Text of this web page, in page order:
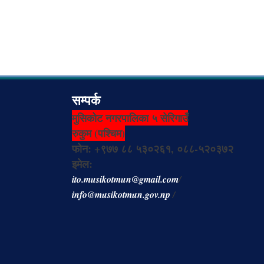
सम्पर्क
मुसिकोट नगरपालिका ५ सेरिगाउँ
रुकुम (पश्चिम)
फोन: +९७७ ८८ ५३०२६१, ०८८-५२०३७२
इमेल:
ito.musikotmun@gmail.com/
info@musikotmun.gov.np/